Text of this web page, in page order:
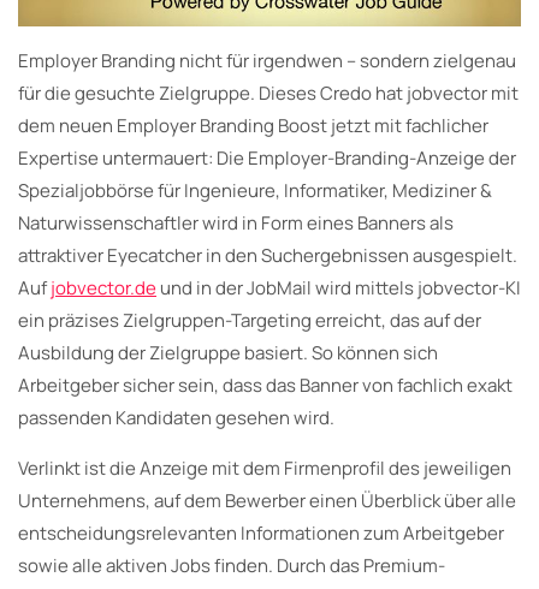
Employer Branding nicht für irgendwen – sondern zielgenau
für die gesuchte Zielgruppe. Dieses Credo hat jobvector mit
dem neuen Employer Branding Boost jetzt mit fachlicher
Expertise untermauert: Die Employer-Branding-Anzeige der
Spezialjobbörse für Ingenieure, Informatiker, Mediziner &
Naturwissenschaftler wird in Form eines Banners als
attraktiver Eyecatcher in den Suchergebnissen ausgespielt.
Aufjobvector.deund in der JobMail wird mittels jobvector-KI
ein präzises Zielgruppen-Targeting erreicht, das auf der
Ausbildung der Zielgruppe basiert. So können sich
Arbeitgeber sicher sein, dass das Banner von fachlich exakt
passenden Kandidaten gesehen wird.
Verlinkt ist die Anzeige mit dem Firmenprofil des jeweiligen
Unternehmens, auf dem Bewerber einen Überblick über alle
entscheidungsrelevanten Informationen zum Arbeitgeber
sowie alle aktiven Jobs finden. Durch das Premium-